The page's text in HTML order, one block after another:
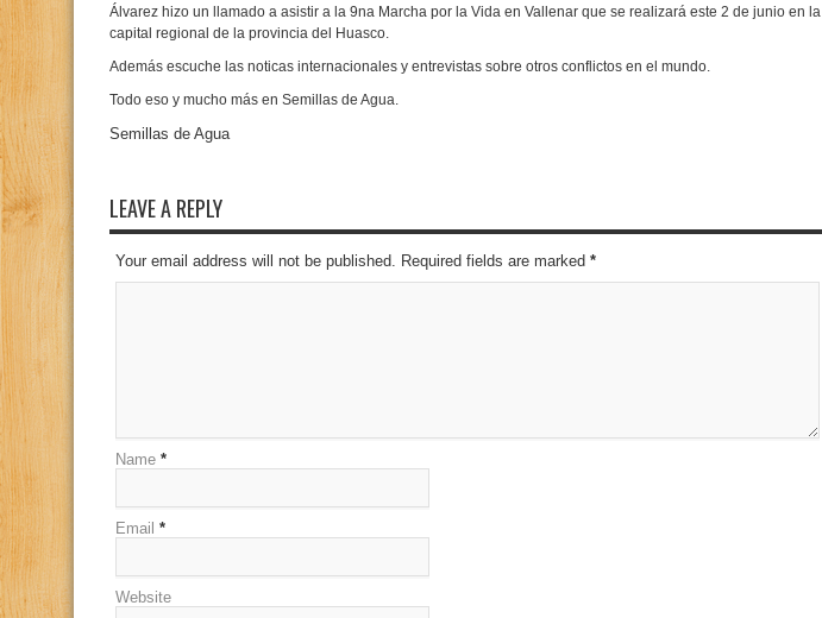
Álvarez hizo un llamado a asistir a la 9na Marcha por la Vida en Vallenar que se realizará este 2 de junio en la
capital regional de la provincia del Huasco.
Además escuche las noticas internacionales y entrevistas sobre otros conflictos en el mundo.
Todo eso y mucho más en Semillas de Agua.
Semillas de Agua
LEAVE A REPLY
Your email address will not be published. Required fields are marked *
Name *
Email *
Website